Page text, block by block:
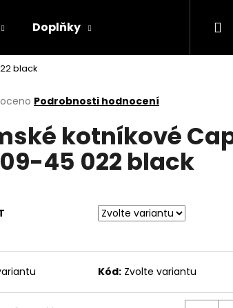
Doplňky
black
Podrobnosti hodnocení
kotníkové
45 022 black
Kód: Zvolte variantu
RIEKER 44760-35